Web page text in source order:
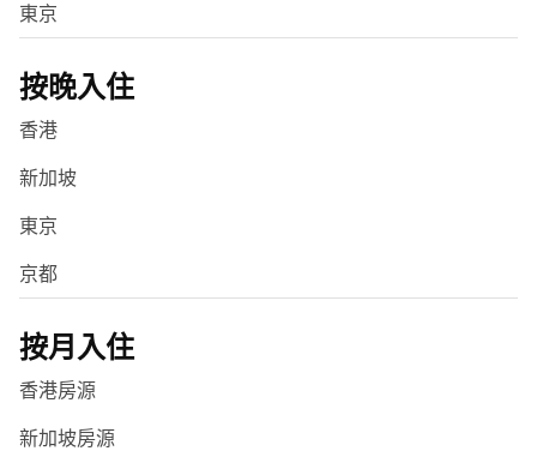
東京
按晚入住
香港
新加坡
東京
京都
按月入住
香港房源
新加坡房源